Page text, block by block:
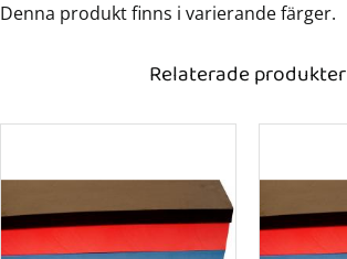
Denna produkt finns i varierande färger.
Relaterade produkter